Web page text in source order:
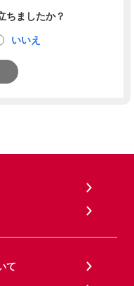
ちましたか？
いいえ
て